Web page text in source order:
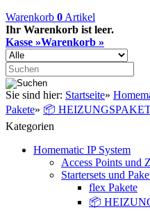
Warenkorb 0 Artikel
Ihr Warenkorb ist leer.
Kasse »Warenkorb »
Sie sind hier: Startseite»
Pakete» 📦
Kategorien
Homematic IP System
Access Points und
Startersets und
flex Pakete
📦